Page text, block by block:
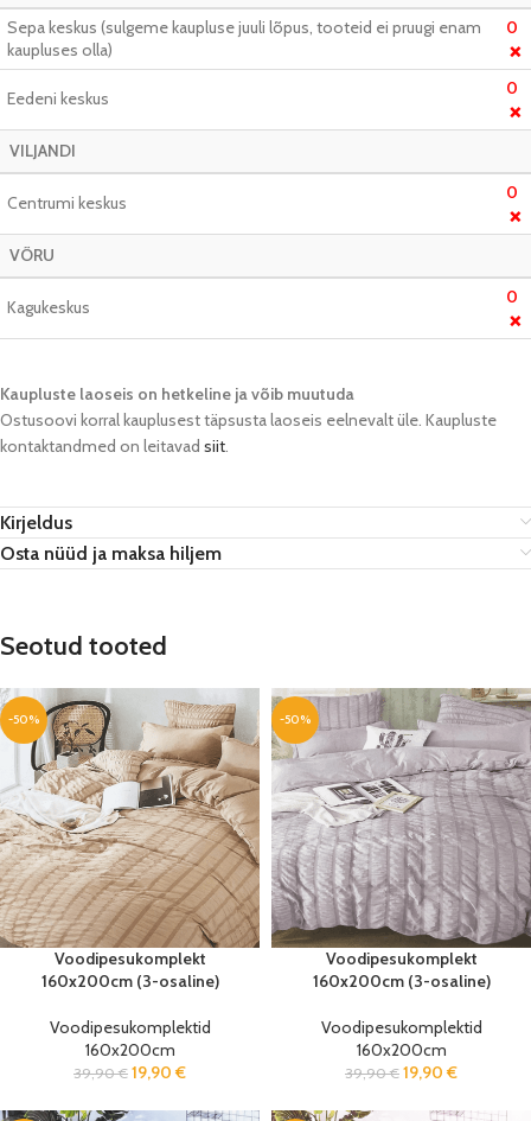
Sepa keskus (sulgeme kaupluse juuli lõpus, tooteid ei pruugi enam
kaupluses olla)
0
❌
Eedeni keskus 0
❌
VILJANDI
Centrumi keskus 0
❌
VÕRU
Kagukeskus 0
❌
Kaupluste laoseis on hetkeline ja võib muutuda​
Ostusoovi korral kauplusest täpsusta laoseis eelnevalt üle. Kaupluste
kontaktandmed on leitavad siit.
Kirjeldus
Osta nüüd ja maksa hiljem
Seotud tooted
-50%
Voodipesukomplekt
160x200cm (3-osaline)
Voodipesukomplektid
160x200cm
39,90€ 19,90 €
-50%
Voodipesukomplekt
160x200cm (3-osaline)
Voodipesukomplektid
160x200cm
39,90€ 19,90 €